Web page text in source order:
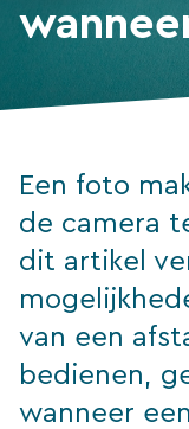
Een foto
de camera
dit artikel
van een
bedienen,
wanneer